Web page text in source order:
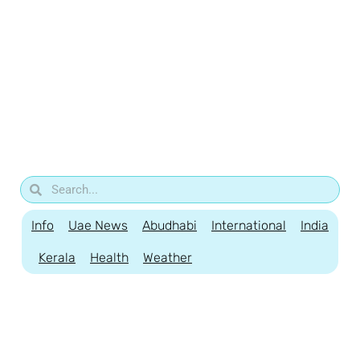
Info Uae News Abudhabi International India
Kerala Health Weather